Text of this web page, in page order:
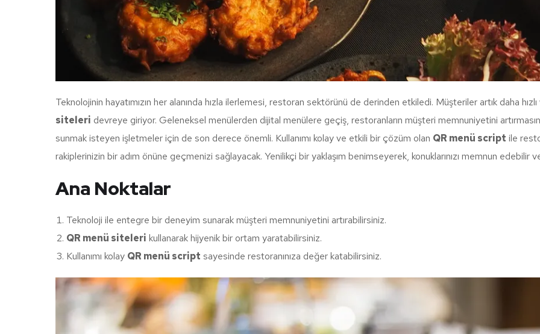
Teknolojinin hayatımızın her alanında hızla ilerlemesi, restoran sektörünü de derinden etkiledi. Müşteriler artık daha
siteleri devreye giriyor. Geleneksel menülerden dijital menülere geçiş, restoranların müşteri memnuniyetini
sunmak isteyen işletmeler için de son derece önemli. Kullanımı kolay ve etkili bir çözüm olan QR menü script ile
rakiplerinizin bir adım önüne geçmenizi sağlayacak. Yenilikçi bir yaklaşım benimseyerek, konuklarınızı memnun edebilir
Ana Noktalar
Teknoloji ile entegre bir deneyim sunarak müşteri memnuniyetini artırabilirsiniz.
QR menü siteleri kullanarak hijyenik bir ortam yaratabilirsiniz.
Kullanımı kolay QR menü script sayesinde restoranınıza değer katabilirsiniz.